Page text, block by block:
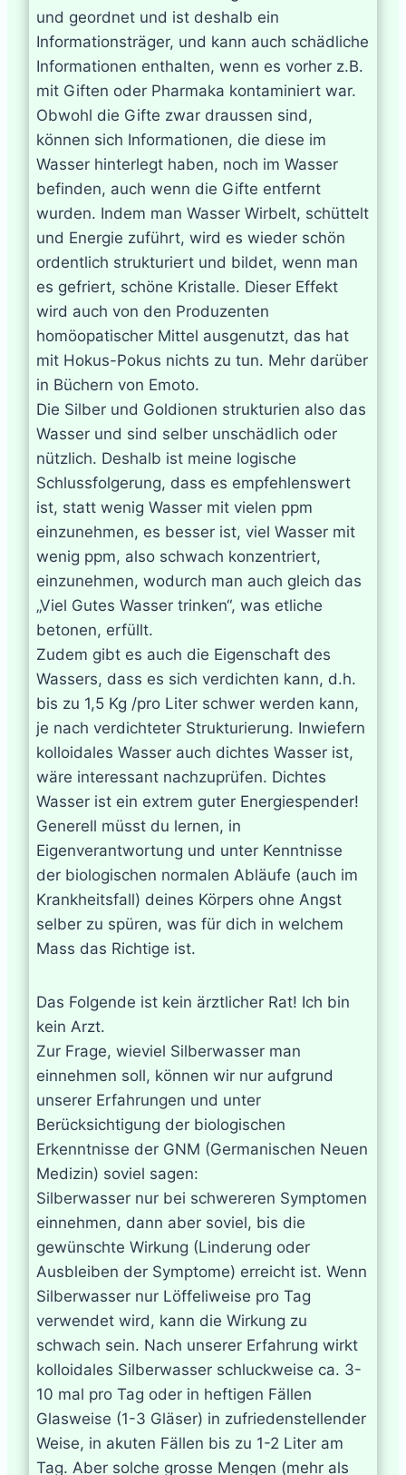
und geordnet und ist deshalb ein
Informationsträger, und kann auch schädliche
Informationen enthalten, wenn es vorher z.B.
mit Giften oder Pharmaka kontaminiert war.
Obwohl die Gifte zwar draussen sind,
können sich Informationen, die diese im
Wasser hinterlegt haben, noch im Wasser
befinden, auch wenn die Gifte entfernt
wurden. Indem man Wasser Wirbelt, schüttelt
und Energie zuführt, wird es wieder schön
ordentlich strukturiert und bildet, wenn man
es gefriert, schöne Kristalle. Dieser Effekt
wird auch von den Produzenten
homöopatischer Mittel ausgenutzt, das hat
mit Hokus-Pokus nichts zu tun. Mehr darüber
in Büchern von Emoto.
Die Silber und Goldionen strukturien also das
Wasser und sind selber unschädlich oder
nützlich. Deshalb ist meine logische
Schlussfolgerung, dass es empfehlenswert
ist, statt wenig Wasser mit vielen ppm
einzunehmen, es besser ist, viel Wasser mit
wenig ppm, also schwach konzentriert,
einzunehmen, wodurch man auch gleich das
„Viel Gutes Wasser trinken“, was etliche
betonen, erfüllt.
Zudem gibt es auch die Eigenschaft des
Wassers, dass es sich verdichten kann, d.h.
bis zu 1,5 Kg /pro Liter schwer werden kann,
je nach verdichteter Strukturierung. Inwiefern
kolloidales Wasser auch dichtes Wasser ist,
wäre interessant nachzuprüfen. Dichtes
Wasser ist ein extrem guter Energiespender!
Generell müsst du lernen, in
Eigenverantwortung und unter Kenntnisse
der biologischen normalen Abläufe (auch im
Krankheitsfall) deines Körpers ohne Angst
selber zu spüren, was für dich in welchem
Mass das Richtige ist.
Das Folgende ist kein ärztlicher Rat! Ich bin
kein Arzt.
Zur Frage, wieviel Silberwasser man
einnehmen soll, können wir nur aufgrund
unserer Erfahrungen und unter
Berücksichtigung der biologischen
Erkenntnisse der GNM (Germanischen Neuen
Medizin) soviel sagen:
Silberwasser nur bei schwereren Symptomen
einnehmen, dann aber soviel, bis die
gewünschte Wirkung (Linderung oder
Ausbleiben der Symptome) erreicht ist. Wenn
Silberwasser nur Löffeliweise pro Tag
verwendet wird, kann die Wirkung zu
schwach sein. Nach unserer Erfahrung wirkt
kolloidales Silberwasser schluckweise ca. 3-
10 mal pro Tag oder in heftigen Fällen
Glasweise (1-3 Gläser) in zufriedenstellender
Weise, in akuten Fällen bis zu 1-2 Liter am
Tag. Aber solche grosse Mengen (mehr als